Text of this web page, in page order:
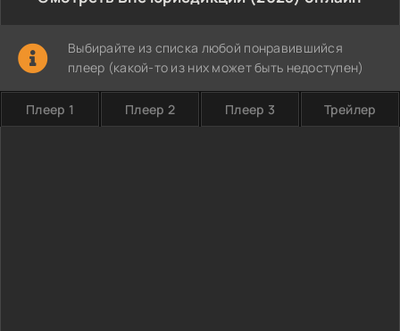
Выбирайте из списка любой понравившийся
плеер (какой-то из них может быть недоступен)
Плеер 1 Плеер 2 Плеер 3 Трейлер